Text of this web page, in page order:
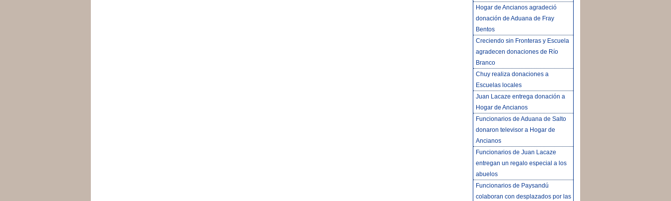
Hogar de Ancianos agradeció
donación de Aduana de Fray
Bentos
Creciendo sin Fronteras y Escuela
agradecen donaciones de Río
Branco
Chuy realiza donaciones a
Escuelas locales
Juan Lacaze entrega donación a
Hogar de Ancianos
Funcionarios de Aduana de Salto
donaron televisor a Hogar de
Ancianos
Funcionarios de Juan Lacaze
entregan un regalo especial a los
abuelos
Funcionarios de Paysandú
colaboran con desplazados por las